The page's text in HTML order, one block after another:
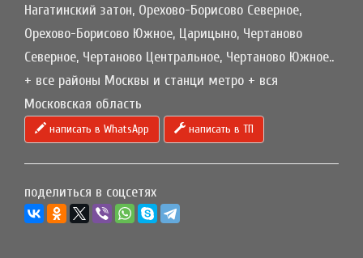
Нагатинский затон, Орехово-Борисово Северное,
Орехово-Борисово Южное, Царицыно, Чертаново
Северное, Чертаново Центральное, Чертаново Южное..
+ все районы Москвы и станци метро + вся
Московская область
написать в WhatsApp написать в ТП
поделиться в соцсетях